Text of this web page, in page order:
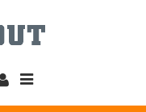
Toggle